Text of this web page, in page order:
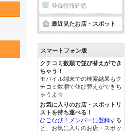
登録情報確認
最近見たお店・スポット
スマートフォン版
クチコミ数順で並び替えができ
ちゃう！
モバイル端末での検索結果もク
チコミ数順で並び替えができち
ゃうよ☆
お気に入りのお店・スポットリ
ストを持ち運べる！
ひごなび！メンバーに登録する
と、お気に入りのお店・スポッ